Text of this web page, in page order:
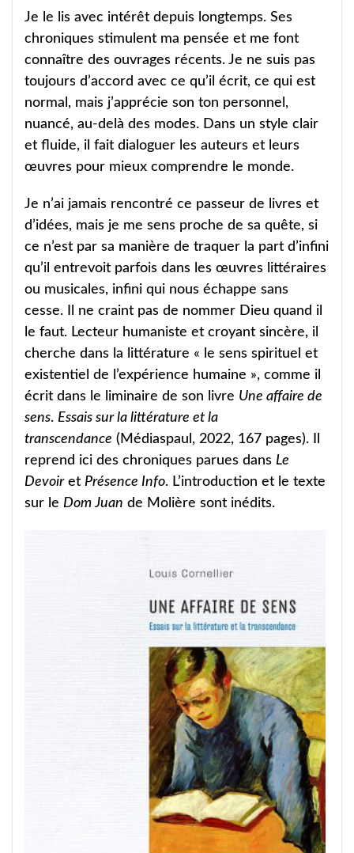
Je le lis avec intérêt depuis longtemps. Ses
chroniques stimulent ma pensée et me font
connaître des ouvrages récents. Je ne suis pas
toujours d’accord avec ce qu’il écrit, ce qui est
normal, mais j’apprécie son ton personnel,
nuancé, au-delà des modes. Dans un style clair
et fluide, il fait dialoguer les auteurs et leurs
œuvres pour mieux comprendre le monde.
Je n’ai jamais rencontré ce passeur de livres et
d’idées, mais je me sens proche de sa quête, si
ce n’est par sa manière de traquer la part d’infini
qu’il entrevoit parfois dans les œuvres littéraires
ou musicales, infini qui nous échappe sans
cesse. Il ne craint pas de nommer Dieu quand il
le faut. Lecteur humaniste et croyant sincère, il
cherche dans la littérature « le sens spirituel et
existentiel de l’expérience humaine », comme il
écrit dans le liminaire de son livre Une affaire de
sens. Essais sur la littérature et la
transcendance (Médiaspaul, 2022, 167 pages). Il
reprend ici des chroniques parues dans Le
Devoiret Présence Info. L’introduction et le texte
sur le Dom Juan de Molière sont inédits.